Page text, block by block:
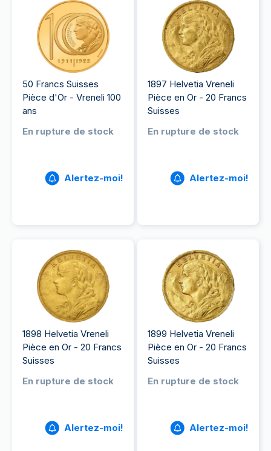
50 Francs Suisses
Pièce d'Or - Vreneli 100
ans
En rupture de stock
Alertez-moi!
1897 Helvetia Vreneli
Pièce en Or - 20 Francs
Suisses
En rupture de stock
Alertez-moi!
1898 Helvetia Vreneli
Pièce en Or - 20 Francs
Suisses
En rupture de stock
Alertez-moi!
1899 Helvetia Vreneli
Pièce en Or - 20 Francs
Suisses
En rupture de stock
Alertez-moi!